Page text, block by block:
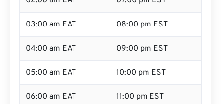
03:00 am EAT 08:00 pm EST
04:00 am EAT 09:00 pm EST
05:00 am EAT 10:00 pm EST
06:00 am EAT 11:00 pm EST